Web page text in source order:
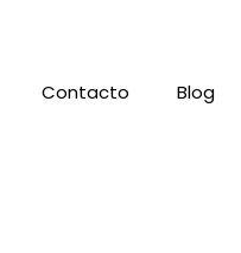
Contacto Blog